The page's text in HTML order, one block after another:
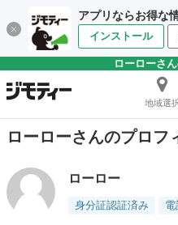
アプリならお得な
インストール
ローローさ
地域選
ローローさんのプロフ
ローロー
身分証認証済み